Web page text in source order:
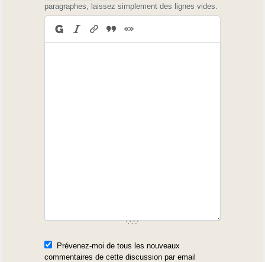
paragraphes, laissez simplement des lignes vides.
Prévenez-moi de tous les nouveaux
commentaires de cette discussion par email